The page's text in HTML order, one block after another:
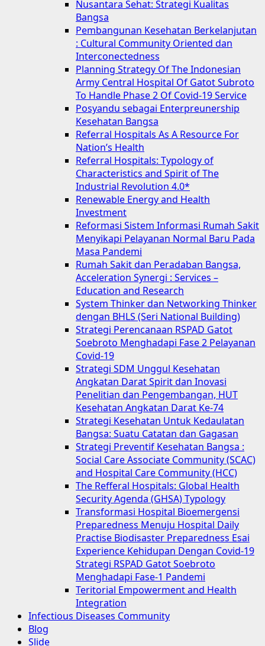
Nusantara Sehat: Strategi Kualitas
Bangsa
Pembangunan Kesehatan Berkelanjutan
: Cultural Community Oriented dan
Interconectedness
Planning Strategy Of The Indonesian
Army Central Hospital Of Gatot Subroto
To Handle Phase 2 Of Covid-19 Service
Posyandu sebagai Enterpreunership
Kesehatan Bangsa
Referral Hospitals As A Resource For
Nation’s Health
Referral Hospitals: Typology of
Characteristics and Spirit of The
Industrial Revolution 4.0*
Renewable Energy and Health
Investment
Reformasi Sistem Informasi Rumah Sakit
Menyikapi Pelayanan Normal Baru Pada
Masa Pandemi
Rumah Sakit dan Peradaban Bangsa,
Acceleration Synergi : Services –
Education and Research
System Thinker dan Networking Thinker
dengan BHLS (Seri National Building)
Strategi Perencanaan RSPAD Gatot
Soebroto Menghadapi Fase 2 Pelayanan
Covid-19
Strategi SDM Unggul Kesehatan
Angkatan Darat Spirit dan Inovasi
Penelitian dan Pengembangan, HUT
Kesehatan Angkatan Darat Ke-74
Strategi Kesehatan Untuk Kedaulatan
Bangsa: Suatu Catatan dan Gagasan
Strategi Preventif Kesehatan Bangsa :
Social Care Associate Community (SCAC)
and Hospital Care Community (HCC)
The Refferal Hospitals: Global Health
Security Agenda (GHSA) Typology
Transformasi Hospital Bioemergensi
Preparedness Menuju Hospital Daily
Practise Biodisaster Preparedness Esai
Experience Kehidupan Dengan Covid-19
Strategi RSPAD Gatot Soebroto
Menghadapi Fase-1 Pandemi
Teritorial Empowerment and Health
Integration
Infectious Diseases Community
Blog
Slide